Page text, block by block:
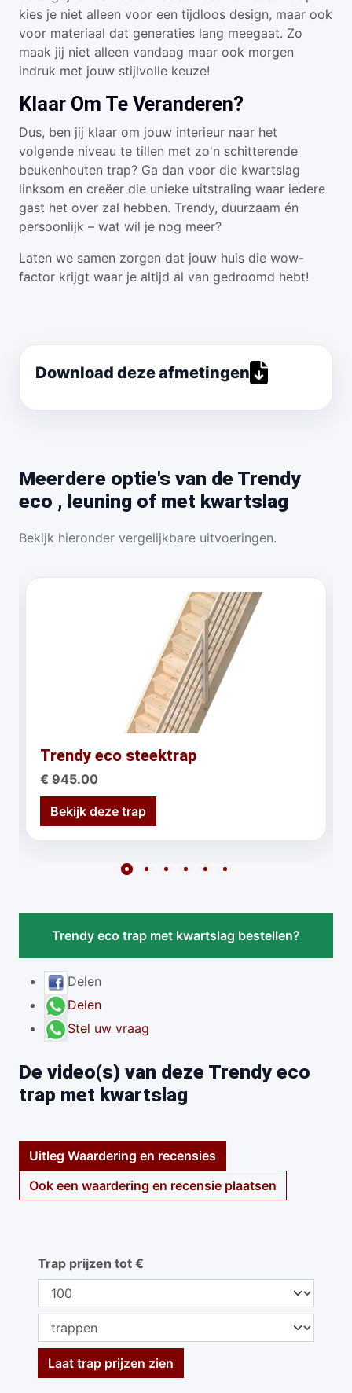
kies je niet alleen voor een tijdloos design, maar ook
voor materiaal dat generaties lang meegaat. Zo
maak jij niet alleen vandaag maar ook morgen
indruk met jouw stijlvolle keuze!
Klaar Om Te Veranderen?
Dus, ben jij klaar om jouw interieur naar het
volgende niveau te tillen met zo'n schitterende
beukenhouten trap? Ga dan voor die kwartslag
linksom en creëer die unieke uitstraling waar iedere
gast het over zal hebben. Trendy, duurzaam én
persoonlijk – wat wil je nog meer?
Laten we samen zorgen dat jouw huis die wow-
factor krijgt waar je altijd al van gedroomd hebt!
Download deze afmetingen
Meerdere optie's van de Trendy
eco , leuning of met kwartslag
Bekijk hieronder vergelijkbare uitvoeringen.
Trendy eco steektrap
€ 945.00
Bekijk deze trap
Trendy eco trap met kwartslag bestellen?
Delen
Delen
Stel uw vraag
De video(s) van deze Trendy eco
trap met kwartslag
Uitleg Waardering en recensies
Ook een waardering en recensie plaatsen
Trap prijzen tot €
Laat trap prijzen zien